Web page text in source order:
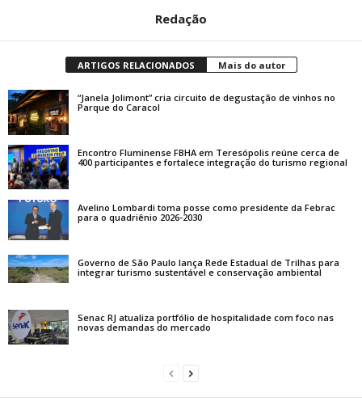
Redação
ARTIGOS RELACIONADOS Mais do autor
“Janela Jolimont” cria circuito de degustação de vinhos no
Parque do Caracol
Encontro Fluminense FBHA em Teresópolis reúne cerca de
400 participantes e fortalece integração do turismo regional
Avelino Lombardi toma posse como presidente da Febrac
para o quadriênio 2026-2030
Governo de São Paulo lança Rede Estadual de Trilhas para
integrar turismo sustentável e conservação ambiental
Senac RJ atualiza portfólio de hospitalidade com foco nas
novas demandas do mercado